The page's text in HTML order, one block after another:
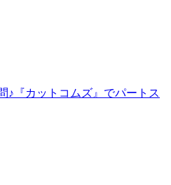
『カットコムズ』でパートス